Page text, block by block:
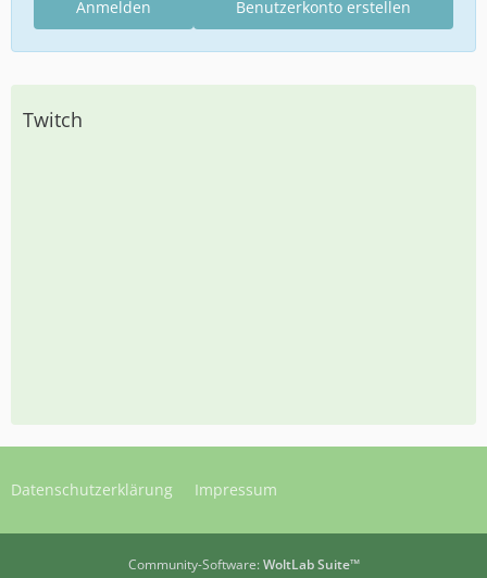
Benutzerkonto erstellen
Anmelden
Twitch
Datenschutzerklärung Impressum
Community-Software: WoltLab Suite™